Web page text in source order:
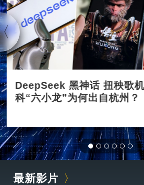
DeepSeek 黑神话 扭秧歌
科“六小龙”为何出自杭州？
最新影片